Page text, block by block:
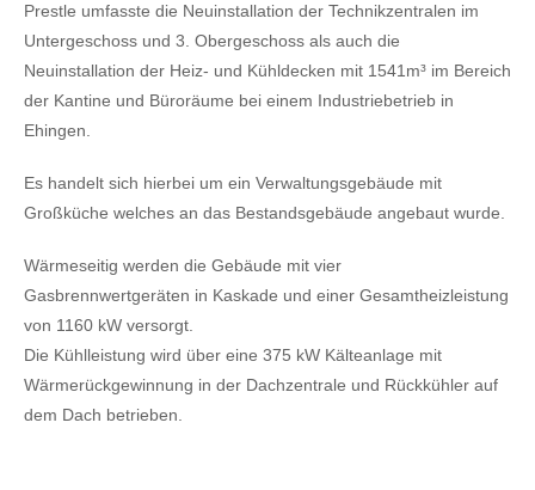
Prestle umfasste die Neuinstallation der Technikzentralen im
Untergeschoss und 3. Obergeschoss als auch die
Neuinstallation der Heiz- und Kühldecken mit 1541m³ im Bereich
der Kantine und Büroräume bei einem Industriebetrieb in
Ehingen.
Es handelt sich hierbei um ein Verwaltungsgebäude mit
Großküche welches an das Bestandsgebäude angebaut wurde.
Wärmeseitig werden die Gebäude mit vier
Gasbrennwertgeräten in Kaskade und einer Gesamtheizleistung
von 1160 kW versorgt.
Die Kühlleistung wird über eine 375 kW Kälteanlage mit
Wärmerückgewinnung in der Dachzentrale und Rückkühler auf
dem Dach betrieben.